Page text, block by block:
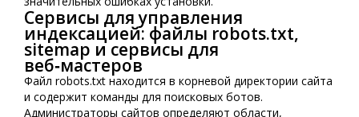
Сервисы для управления
индексацией: файлы robots.txt,
sitemap и сервисы для
веб‑мастеров
Файл robots.txt находится в корневой директории сайта
и содержит команды для поисковых ботов.
Администраторы сайтов определяют области,